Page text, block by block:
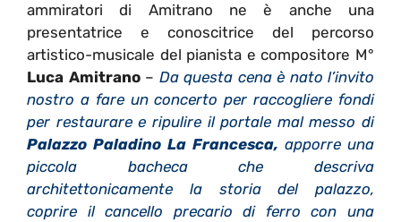
ammiratori di Amitrano ne è anche una
presentatrice e conoscitrice del percorso
artistico-musicale del pianista e compositore M°
Luca Amitrano– Da questa cena è nato l’invito
nostro a fare un concerto per raccogliere fondi
per restaurare e ripulire il portale mal messo di
Palazzo Paladino La Francesca, apporre una
piccola bacheca che descriva
architettonicamente la storia del palazzo,
coprire il cancello precario di ferro con una